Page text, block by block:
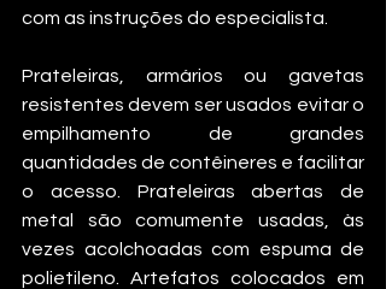
com as instruções do especialista.
Prateleiras, armários ou gavetas
resistentes devem ser usados evitar o
empilhamento de grandes
quantidades de contêineres e facilitar
o acesso. Prateleiras abertas de
metal são comumente usadas, às
vezes acolchoadas com espuma de
polietileno. Artefatos colocados em